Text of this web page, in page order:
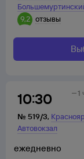
9,2 отзывы
10:30
№ 519/3,
Автовокзал
1
ежедневно